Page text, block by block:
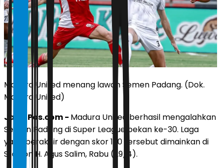
Madura United menang lawan Semen Padang. (Dok.
Madura United)
JawaPos.com - Madura United berhasil mengalahkan
Semen Padang di Super League pekan ke-30. Laga
yang berakhir dengan skor 1-0 tersebut dimainkan di
Stadion H. Agus Salim, Rabu (29/4).